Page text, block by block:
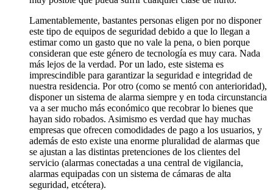
Lamentablemente, bastantes personas eligen por no disponer
este tipo de equipos de seguridad debido a que lo llegan a
estimar como un gasto que no vale la pena, o bien porque
consideran que este género de tecnología es muy cara. Nada
más lejos de la verdad. Por un lado, este sistema es
imprescindible para garantizar la seguridad e integridad de
nuestra residencia. Por otro (como se mentó con anterioridad),
disponer un sistema de alarma siempre y en toda circunstancia
va a ser mucho más económico que recobrar lo bienes que
hayan sido robados. Asimismo es verdad que hay muchas
empresas que ofrecen comodidades de pago a los usuarios, y
además de esto existe una enorme pluralidad de alarmas que
se ajustan a las distintas pretenciones de los clientes del
servicio (alarmas conectadas a una central de vigilancia,
alarmas equipadas con un sistema de cámaras de alta
seguridad, etcétera).